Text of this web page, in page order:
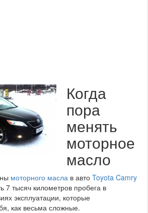
Когда
пора
менять
моторное
масло
моторного масла в авто Toyota Camry
7 тысяч километров пробега в
эксплуатации, которые
как весьма сложные.